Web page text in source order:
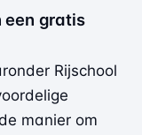
een gratis
Rijschool
manier om